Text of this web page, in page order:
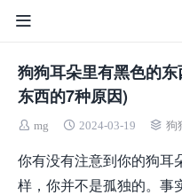
狗狗耳朵里有黑色的
东西的7种原因)
mg 2024-03-19 狗
你有没有注意到你的狗耳
样，你并不是孤独的。事